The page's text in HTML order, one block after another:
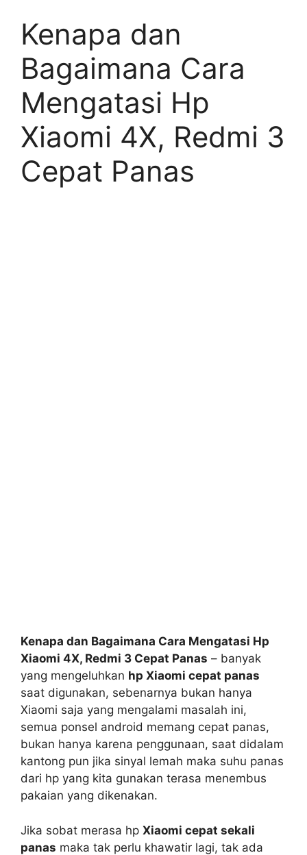
Kenapa dan
Bagaimana Cara
Mengatasi Hp
Xiaomi 4X, Redmi 3
Cepat Panas
Kenapa dan Bagaimana Cara Mengatasi Hp
Xiaomi 4X, Redmi 3 Cepat Panas – banyak
yang mengeluhkan hp Xiaomi cepat panas
saat digunakan, sebenarnya bukan hanya
Xiaomi saja yang mengalami masalah ini,
semua ponsel android memang cepat panas,
bukan hanya karena penggunaan, saat didalam
kantong pun jika sinyal lemah maka suhu panas
dari hp yang kita gunakan terasa menembus
pakaian yang dikenakan.
Jika sobat merasa hp Xiaomi cepat sekali
panas maka tak perlu khawatir lagi, tak ada